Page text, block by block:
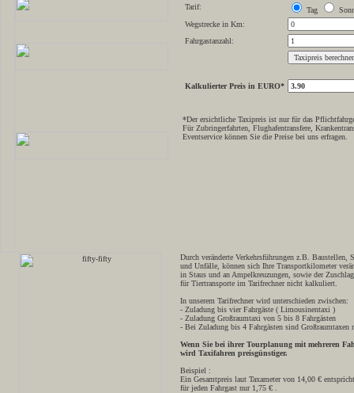
Tarif:
Tag
Wegstrecke in Km:
Fahrgastanzahl:
Kalkulierter Preis in EURO*
*Der ersichtliche Taxipreis ist nur für das
Für Zubringerfahrten, Flughafentransfere,
Eventservice können Sie die Preise bei uns erfragen.
Durch veränderte Verkehrsführungen z.B. Baustellen,
und Unfälle, können sich Ihre Transportkilometer
in Staus und an Ampelkreuzungen, sowie der
für Tiertransporte im Tarifrechner nicht kalkuliert.
In unserem Tarifrechner wird unterschieden zwischen:
- Zuladung bis vier Fahrgäste ( Limousinentaxi )
- Zuladung Großraumtaxi von 5 bis 8 Fahrgästen
- Bei Zuladung bis 4 Fahrgästen sind Großraumtaxen
Wenn Sie bei ihrer Tourplanung mit mehreren
wird Taxifahren preisgünstiger.
Beispiel :
Ein Gesamtpreis laut Taxameter von 14,00 €
für jeden Fahrgast nur 1,75 € .